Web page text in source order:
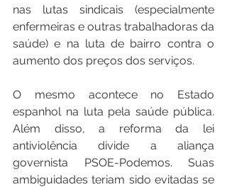
nas lutas sindicais (especialmente
enfermeiras e outras trabalhadoras da
saúde) e na luta de bairro contra o
aumento dos preços dos serviços.
O mesmo acontece no Estado
espanhol na luta pela saúde pública.
Além disso, a reforma da lei
antiviolência divide a aliança
governista PSOE-Podemos. Suas
ambiguidades teriam sido evitadas se